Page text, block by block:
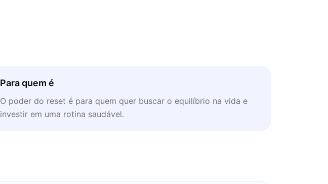
Para quem é
O poder do reset é para quem quer buscar o equilíbrio na vida e
investir em uma rotina saudável.